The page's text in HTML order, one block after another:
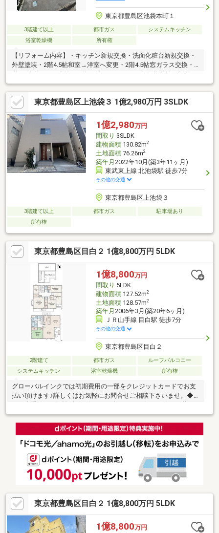
東京都豊島区池袋本町１
3階建て以上 都市ガス
システムキッチン
浴室乾燥機
所有権
【リフォーム内容】・キッチン新規交換・洗面化粧台新規交換・
外壁塗装・2階4.5帖和室→洋室へ変更・2階4.5帖窓ガラス交換・3
3階洋室6.0帖、7.25帖のドアノブ交換・全室クロス張替・全室フ
ローリング張替・トイレ新規交換(1階3階)【特徴】・2002年5月
築・４LDK＋車庫(車種制限有)・各洋室に収納有・トイレ2か所(1
階・3階)・システムキッチン(食器洗浄機能付)・浴室換気乾燥機
有
東京都豊島区上池袋３ 1億2,980万円 3SLDK
1億2,980万円
間取り 3SLDK
建物面積130.82m2
土地面積76.26m2
築年月 2022年10月(築3年11ヶ月)
東武東上線 北池袋駅 徒歩7分
その他の交通
東京都豊島区上池袋３
3階建て以上 都市ガス
駐車場あり
所有権
東京都豊島区目白２ 1億8,800万円 5LDK
1億8,800万円
間取り 5LDK
建物面積127.52m2
土地面積128.57m2
築年月 2006年3月(築20年6ヶ月)
ＪＲ山手線 目白駅 徒歩7分
その他の交通
東京都豊島区目白２
2階建て 都市ガス
ルーフバルコニー
システムキッチン
浴室乾燥機 所有権
グローバルインクでは初期費用の一部をクレジットカードでお支
払い頂けます♪詳しくはお気軽にお問合せご相談下さいませ。◆
ーム旧施工。免震・耐震住宅！◆５ＬＤＫ＋屋上ルーフテラスか
ら見晴らしの良い眺望！◆防犯対策良好（ダブルロックドア、電
動シャッター、火災報器、２４時間セキュリティ）安全面も確保
されています◎◆使い勝手の良い間取り。広々空間！◆周辺に
充実しています。【無料】お車送迎サービスを実施しておりま
東京都豊島区目白２ 1億8,800万円 5LDK
1億8,800万円